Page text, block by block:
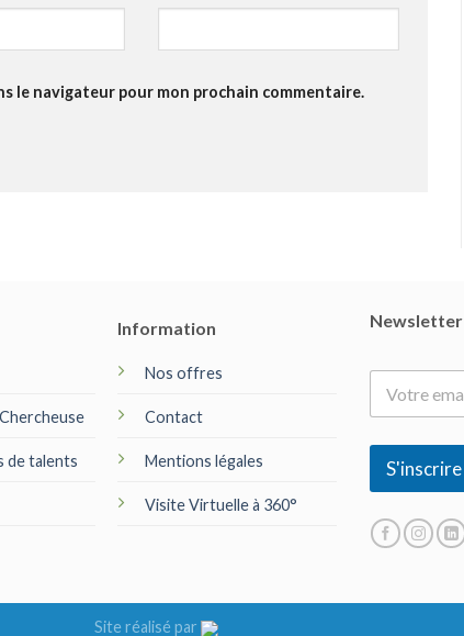
le navigateur pour mon prochain commentaire.
de talents
Information
Nos offres
Contact
Mentions légales
Visite Virtuelle à 360°
Newsletter
E
m
a
S'inscrire
Site réalisé par